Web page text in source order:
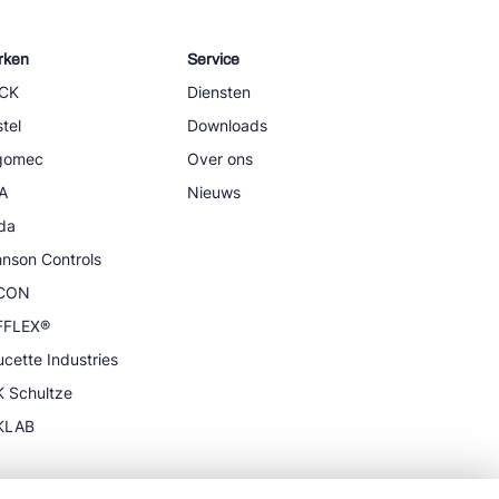
Controls
Industries
Schultze
Service
Diensten
Downloads
Over ons
Nieuws